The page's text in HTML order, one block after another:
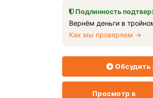
Подлинность
Вернём деньги в
Как мы проверяем →
Обсудить
Просмотр в